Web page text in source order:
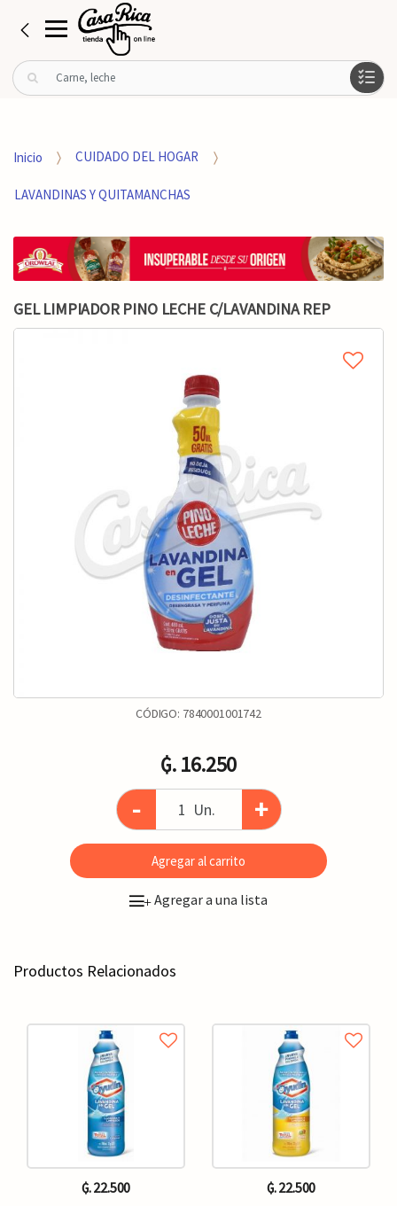
B
u
r
o
:
Inicio CUIDADO DEL HOGAR
LAVANDINAS Y QUITAMANCHAS
GEL LIMPIADOR PINO LECHE C/LAVANDINA REP
CÓDIGO: 7840001001742
₲. 16.250
- Un. +
Agregar al carrito
+Agregar a una lista
Productos Relacionados
₲. 22.500 ₲. 22.500